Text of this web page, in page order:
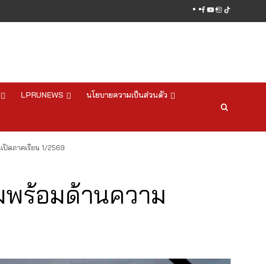
facebook
youtube
instagram
tiktok
LPRUNEWS นโยบายความเป็นส่วนตัว
ดภาคเรียน 1/2569
พร้อมด้านความ